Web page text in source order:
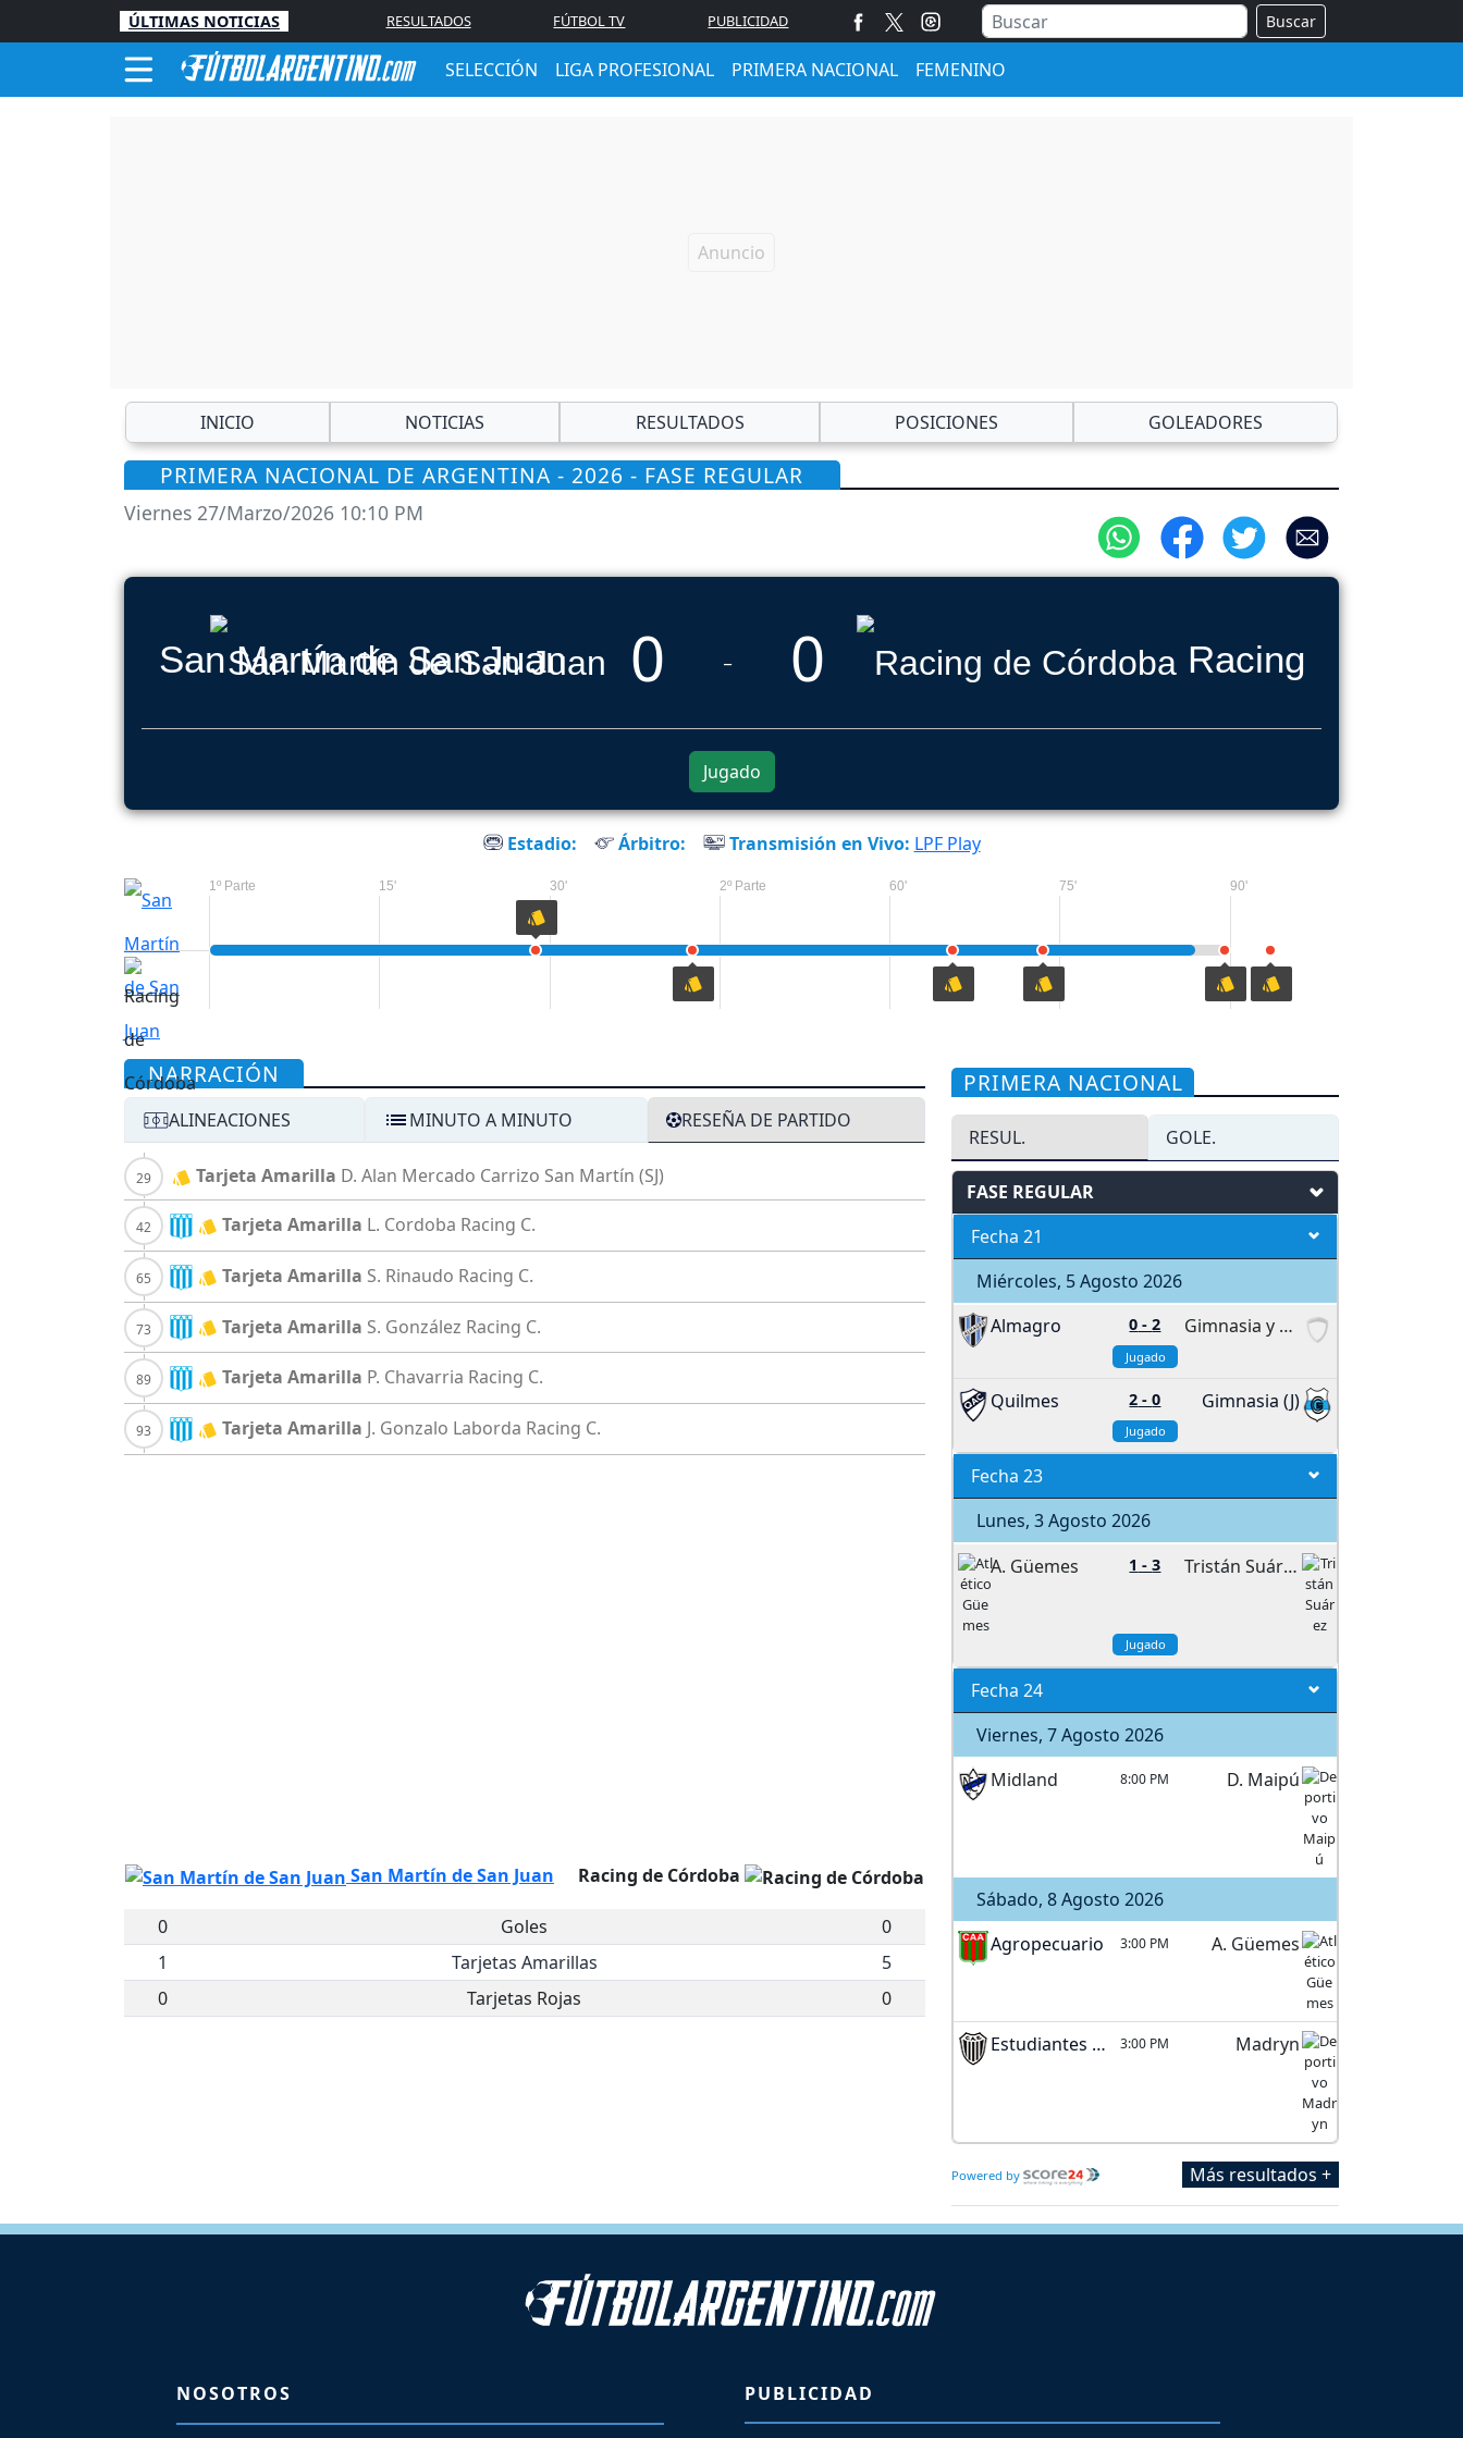
ÚLTIMAS NOTICIAS RESULTADOS FÚTBOL TV PUBLICIDAD Buscar
SELECCIÓN LIGA PROFESIONAL PRIMERA NACIONAL FEMENINO
INICIO NOTICIAS RESULTADOS POSICIONES GOLEADORES
PRIMERA NACIONAL DE ARGENTINA - 2026 - FASE REGULAR
Viernes 27/Marzo/2026 10:10 PM
San Martín de San Juan 0 0 Racing de
Jugado
Estadio: Árbitro: Transmisión en Vivo: LPF Play
1º Parte 15' 30' 2º Parte 60' 75' 90'
NARRACIÓN
ALINEACIONES MINUTO A MINUTO RESEÑA DE PARTIDO
Tarjeta Amarilla D. Alan Mercado Carrizo San Martín (SJ)
Tarjeta Amarilla L. Cordoba Racing C.
Tarjeta Amarilla S. Rinaudo Racing C.
Tarjeta Amarilla S. González Racing C.
Tarjeta Amarilla P. Chavarria Racing C.
Tarjeta Amarilla J. Gonzalo Laborda Racing C.
San Martín de San Juan Racing de Córdoba
0 Goles
0
1
Tarjetas Amarillas
5
0
Tarjetas Rojas 0
PRIMERA NACIONAL
RESUL. GOLE.
FASE REGULAR
Fecha 21
Miércoles, 5 Agosto 2026
Almagro
0 -2 Gimnasia y Tiro
Jugado
Quilmes 2 -0 Gimnasia (J)
Jugado
Fecha 23
Lunes, 3 Agosto 2026
A. Güemes
1 -3 Tristán Suárez
Jugado
Fecha 24
Viernes, 7 Agosto 2026
Midland
8:00 PM D. Maipú
Sábado, 8 Agosto 2026
Agropecuario
3:00 PM A. Güemes
Estudiantes (BA) 3:00 PM Madryn
Powered by Más resultados +
NOSOTROS PUBLICIDAD